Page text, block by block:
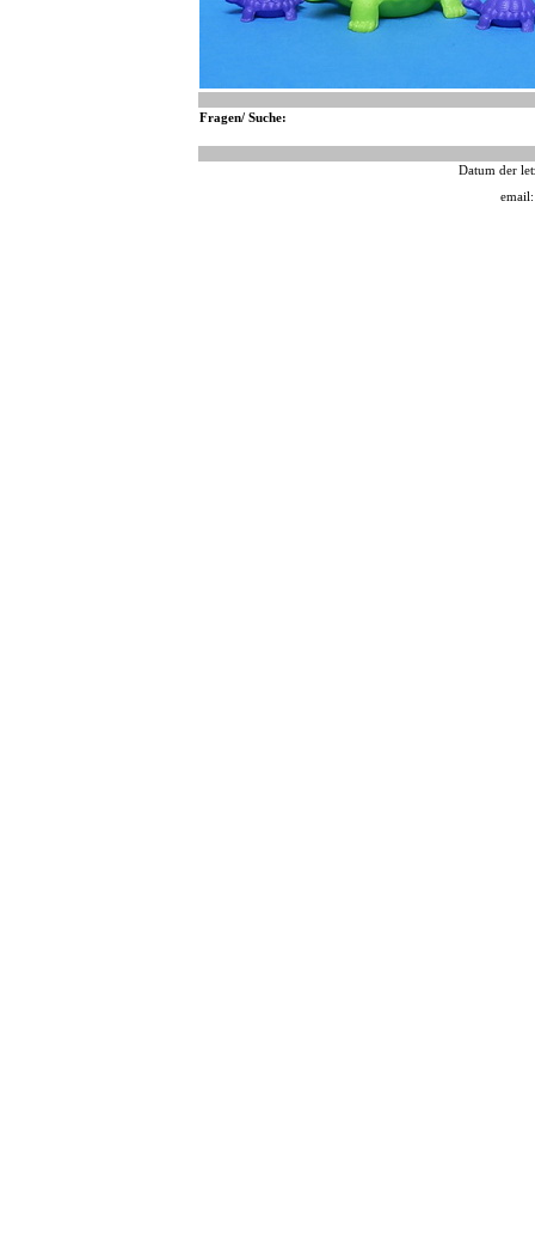
Fragen/ Suche:
Datum der